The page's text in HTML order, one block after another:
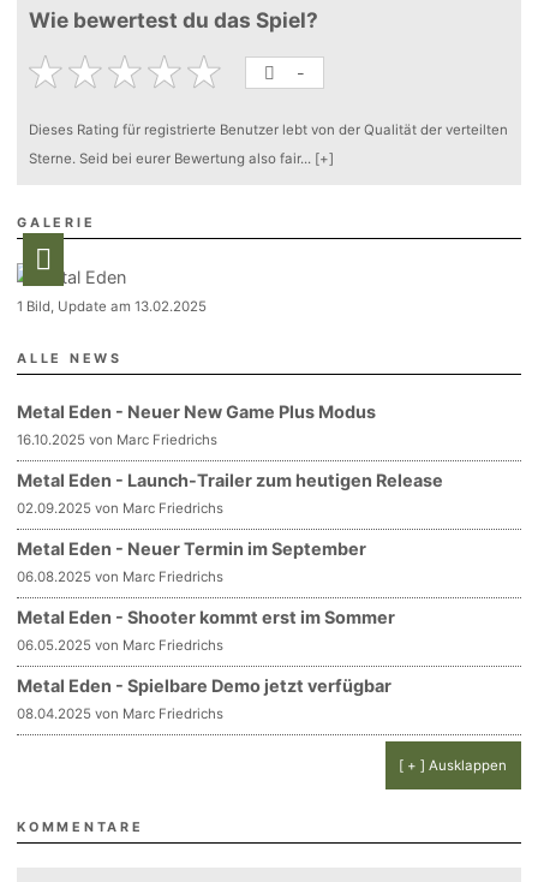
Wie bewertest du das Spiel?
-
Dieses Rating für registrierte Benutzer lebt von der Qualität der verteilten
Sterne. Seid bei eurer Bewertung also fair... [+]
GALERIE
1 Bild, Update am 13.02.2025
ALLE NEWS
Metal Eden - Neuer New Game Plus Modus
16.10.2025 von Marc Friedrichs
Metal Eden - Launch-Trailer zum heutigen Release
02.09.2025 von Marc Friedrichs
Metal Eden - Neuer Termin im September
06.08.2025 von Marc Friedrichs
Metal Eden - Shooter kommt erst im Sommer
06.05.2025 von Marc Friedrichs
Metal Eden - Spielbare Demo jetzt verfügbar
08.04.2025 von Marc Friedrichs
[ + ] Ausklappen
KOMMENTARE